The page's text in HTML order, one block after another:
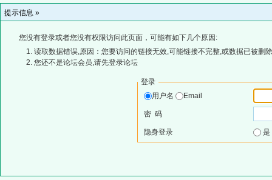
提示信息 »
您没有登录或者您没有权限访问此页面，可能有如下几个原因:
读取数据错误,原因：您要访问的链接无效,可能链接不完整,或数据已被删
您还不是论坛会员,请先登录论坛
登录
用户名
Email
密 码
隐身登录